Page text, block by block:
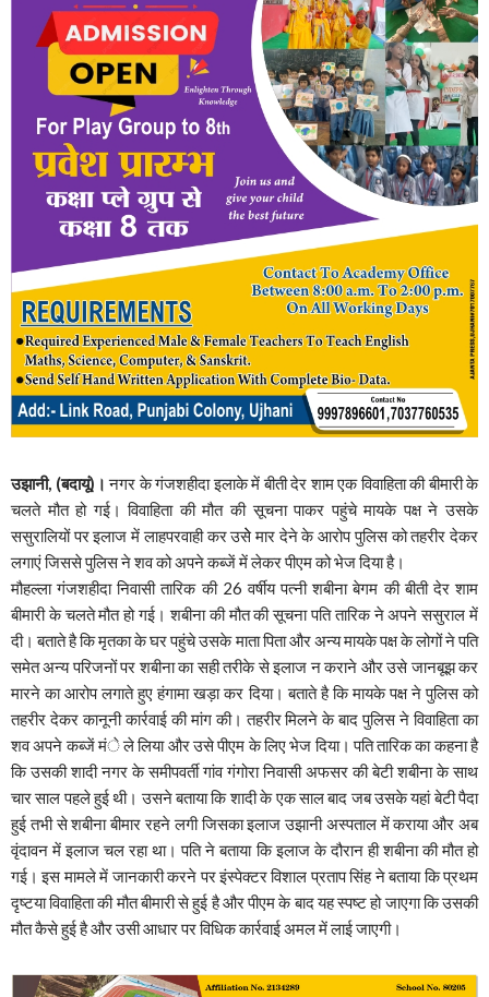
उझानी, (बदायूं)। नगर के गंजशहीदा इलाके में बीती देर शाम एक विवाहिता की बीमारी के
चलते मौत हो गई। विवाहिता की मौत की सूचना पाकर पहुंचे मायके पक्ष ने उसके
ससुरालियों पर इलाज में लाहपरवाही कर उसेे मार देने के आरोप पुलिस को तहरीर देकर
लगाएं जिससे पुलिस ने शव को अपने कब्जें में लेकर पीएम को भेज दिया है।
मौहल्ला गंजशहीदा निवासी तारिक की 26 वर्षीय पत्नी शबीना बेगम की बीती देर शाम
बीमारी के चलते मौत हो गई। शबीना की मौत की सूचना पति तारिक ने अपने ससुराल में
दी। बताते है कि मृतका के घर पहुंचे उसके माता पिता और अन्य मायके पक्ष के लोगों ने पति
समेत अन्य परिजनों पर शबीना का सही तरीके से इलाज न कराने और उसे जानबूझ कर
मारने का आरोप लगाते हुए हंगामा खड़ा कर दिया। बताते है कि मायके पक्ष ने पुलिस को
तहरीर देकर कानूनी कार्रवाई की मांग की। तहरीर मिलने के बाद पुलिस ने विवाहिता का
शव अपने कब्जें मंे ले लिया और उसे पीएम के लिए भेज दिया। पति तारिक का कहना है
कि उसकी शादी नगर के समीपवर्ती गांव गंगोरा निवासी अफसर की बेटी शबीना के साथ
चार साल पहले हुई थी। उसने बताया कि शादी के एक साल बाद जब उसके यहां बेटी पैदा
हुई तभी से शबीना बीमार रहने लगी जिसका इलाज उझानी अस्पताल में कराया और अब
वृंदावन में इलाज चल रहा था। पति ने बताया कि इलाज के दौरान ही शबीना की मौत हो
गई। इस मामले में जानकारी करने पर इंस्पेक्टर विशाल प्रताप सिंह ने बताया कि प्रथम
दृष्टया विवाहिता की मौत बीमारी से हुई है और पीएम के बाद यह स्पष्ट हो जाएगा कि उसकी
मौत कैसे हुई है और उसी आधार पर विधिक कार्रवाई अमल में लाई जाएगी।